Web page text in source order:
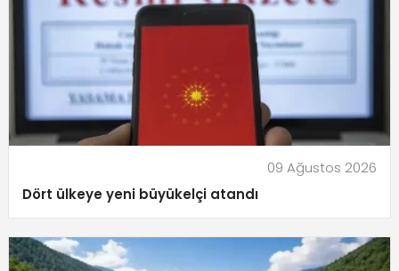
09 Ağustos 2026
Dört ülkeye yeni büyükelçi atandı